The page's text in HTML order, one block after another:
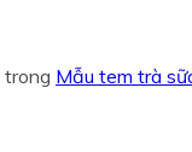
trong Mẫu tem trà